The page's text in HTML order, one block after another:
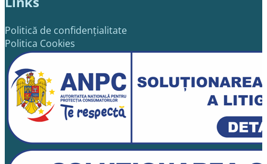
Politică de confidențialitate
Politica Cookies